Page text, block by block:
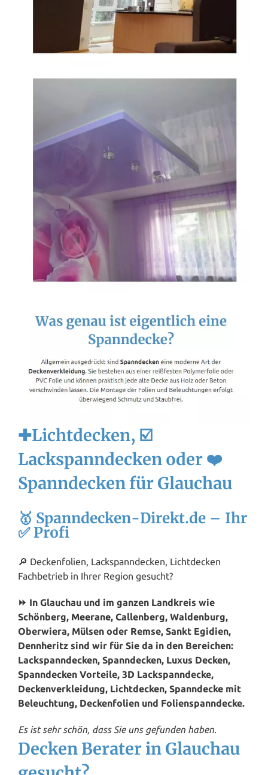
✚Lichtdecken, ☑️
Lackspanndecken oder ❤️
Spanndecken für Glauchau
🥇 Spanndecken-Direkt.de – Ihr
✅ Profi
🔎 Deckenfolien, Lackspanndecken, Lichtdecken
Fachbetrieb in Ihrer Region gesucht?
⏩ In Glauchau und im ganzen Landkreis wie
Schönberg, Meerane, Callenberg, Waldenburg,
Oberwiera, Mülsen oder Remse, Sankt Egidien,
Dennheritz sind wir für Sie da in den Bereichen:
Lackspanndecken, Spanndecken, Luxus Decken,
Spanndecken Vorteile, 3D Lackspanndecke,
Deckenverkleidung, Lichtdecken, Spanndecke mit
Beleuchtung, Deckenfolien und Folienspanndecke.
Es ist sehr schön, dass Sie uns gefunden haben.
Decken Berater in Glauchau